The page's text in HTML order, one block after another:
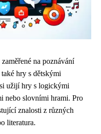
na poznávání
hry s dětskými
užijí hry s logickými
nebo slovními hrami. Pro
znalosti z různých
literatura.